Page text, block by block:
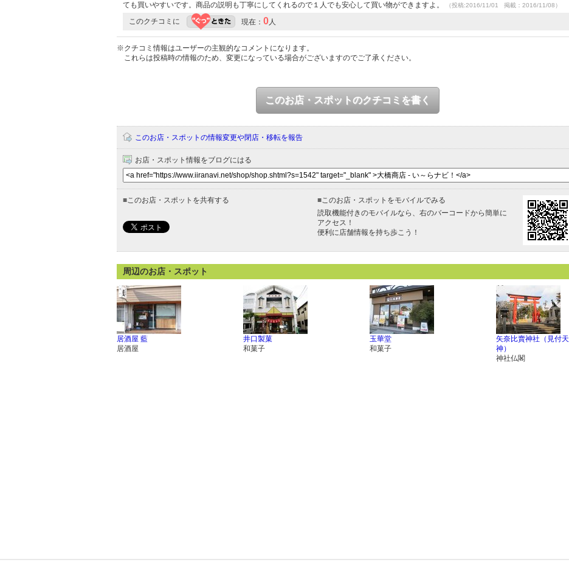
ても買いやすいです。商品の説明も丁寧にしてくれるので１人でも安心して買い物ができますよ。
（投稿:2016/11/01 掲載：2016/11/08）
このクチコミに 現在： 0人
※クチコミ情報はユーザーの主観的なコメントになります。
これらは投稿時の情報のため、変更になっている場合がございますのでご了承ください。
このお店・スポットのクチコミを書く
このお店・スポットの情報変更や閉店・移転を報告
お店・スポット情報をブログにはる
■このお店・スポットを共有する ■このお店・スポットをモバイルでみる
読取機能付きのモバイルなら、右のバーコードから簡単に
アクセス！
便利に店舗情報を持ち歩こう！
周辺のお店・スポット
居酒屋 藍
居酒屋
井口製菓
和菓子
玉華堂
和菓子
矢奈比賣神社（見付天
神）
神社仏閣